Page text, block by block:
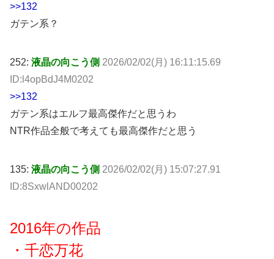
>>132
ガテン系？
252: 液晶の向こう側 2026/02/02(月) 16:11:15.69
ID:l4opBdJ4M0202
>>132
ガテン系はエルフ最高傑作だと思うわ
NTR作品全般で考えても最高傑作だと思う
135: 液晶の向こう側 2026/02/02(月) 15:07:27.91
ID:8SxwlAND00202
2016年の作品
・千恋万花